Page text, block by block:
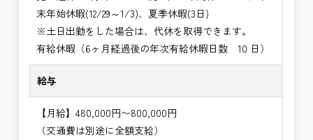
末年始休暇(12/29～1/3)、夏季休暇(3日)
※土日出勤をした場合は、代休を取得できます。
有給休暇（6ヶ月経過後の年次有給休暇日数 10 日）
給与
【月給】480,000円〜800,000円
（交通費は別途に全額支給）